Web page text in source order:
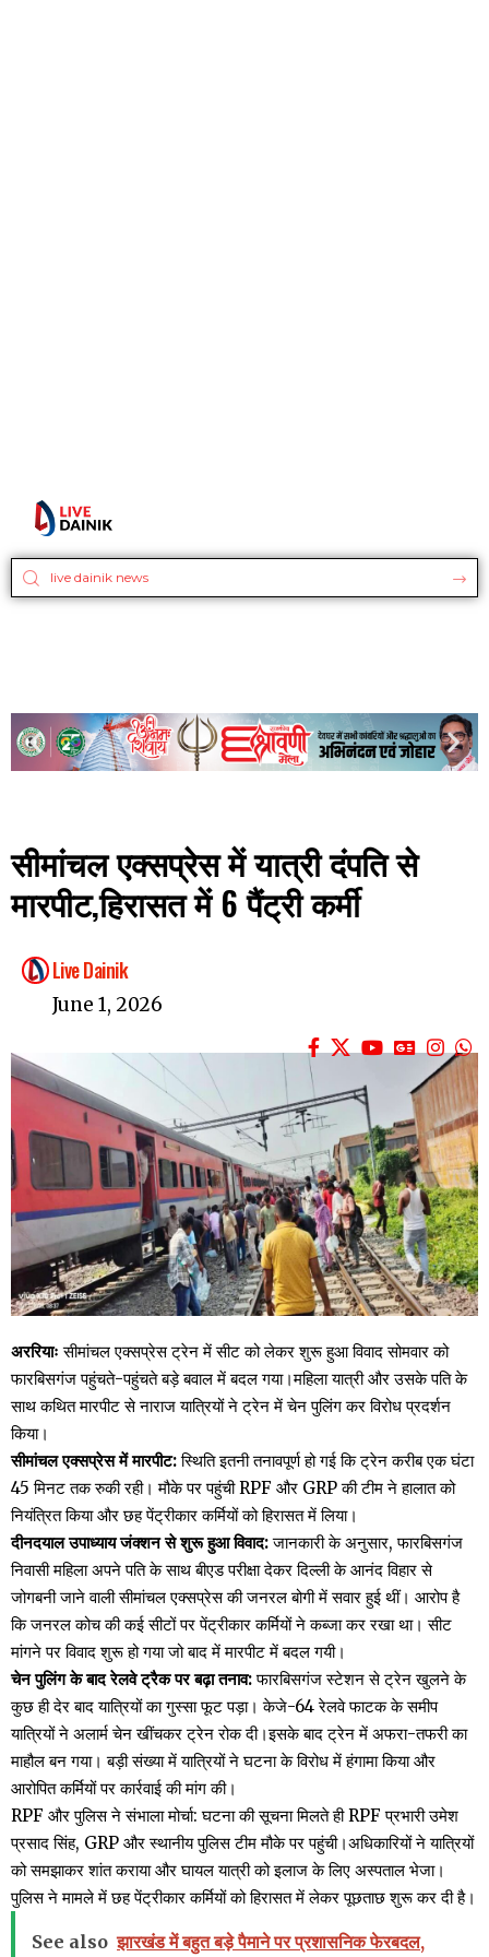
सीमांचल एक्सप्रेस में यात्री दंपति से
मारपीट,हिरासत में 6 पैंट्री कर्मी
Live Dainik
June 1, 2026
अररियाः सीमांचल एक्सप्रेस ट्रेन में सीट को लेकर शुरू हुआ विवाद सोमवार को
फारबिसगंज पहुंचते-पहुंचते बड़े बवाल में बदल गया।महिला यात्री और उसके पति के
साथ कथित मारपीट से नाराज यात्रियों ने ट्रेन में चेन पुलिंग कर विरोध प्रदर्शन
किया।
सीमांचल एक्सप्रेस में मारपीट:स्थिति इतनी तनावपूर्ण हो गई कि ट्रेन करीब एक घंटा
45 मिनट तक रुकी रही। मौके पर पहुंची RPF और GRP की टीम ने हालात को
नियंत्रित किया और छह पेंट्रीकार कर्मियों को हिरासत में लिया।
दीनदयाल उपाध्याय जंक्शन से शुरू हुआ विवाद:जानकारी के अनुसार, फारबिसगंज
निवासी महिला अपने पति के साथ बीएड परीक्षा देकर दिल्ली के आनंद विहार से
जोगबनी जाने वाली सीमांचल एक्सप्रेस की जनरल बोगी में सवार हुई थीं। आरोप है
कि जनरल कोच की कई सीटों पर पेंट्रीकार कर्मियों ने कब्जा कर रखा था। सीट
मांगने पर विवाद शुरू हो गया जो बाद में मारपीट में बदल गयी।
चेन पुलिंग के बाद रेलवे ट्रैक पर बढ़ा तनाव:फारबिसगंज स्टेशन से ट्रेन खुलने के
कुछ ही देर बाद यात्रियों का गुस्सा फूट पड़ा। केजे-64 रेलवे फाटक के समीप
यात्रियों ने अलार्म चेन खींचकर ट्रेन रोक दी।इसके बाद ट्रेन में अफरा-तफरी का
माहौल बन गया। बड़ी संख्या में यात्रियों ने घटना के विरोध में हंगामा किया और
आरोपित कर्मियों पर कार्रवाई की मांग की।
RPF और पुलिस ने संभाला मोर्चा: घटना की सूचना मिलते ही RPF प्रभारी उमेश
प्रसाद सिंह, GRP और स्थानीय पुलिस टीम मौके पर पहुंची।अधिकारियों ने यात्रियों
को समझाकर शांत कराया और घायल यात्री को इलाज के लिए अस्पताल भेजा।
पुलिस ने मामले में छह पेंट्रीकार कर्मियों को हिरासत में लेकर पूछताछ शुरू कर दी है।
See also झारखंड में बहुत बड़े पैमाने पर प्रशासनिक फेरबदल,